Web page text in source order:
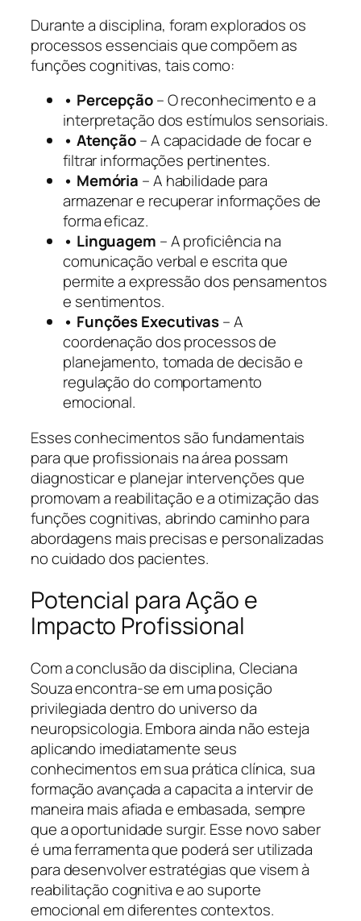
Durante a disciplina, foram explorados os
processos essenciais que compõem as
funções cognitivas, tais como:
• Percepção– O reconhecimento e a
interpretação dos estímulos sensoriais.
• Atenção– A capacidade de focar e
filtrar informações pertinentes.
• Memória – A habilidade para
armazenar e recuperar informações de
forma eficaz.
• Linguagem – A proficiência na
comunicação verbal e escrita que
permite a expressão dos pensamentos
e sentimentos.
• Funções Executivas– A
coordenação dos processos de
planejamento, tomada de decisão e
regulação do comportamento
emocional.
Esses conhecimentos são fundamentais
para que profissionais na área possam
diagnosticar e planejar intervenções que
promovam a reabilitação e a otimização das
funções cognitivas, abrindo caminho para
abordagens mais precisas e personalizadas
no cuidado dos pacientes.
Potencial para Ação e
Impacto Profissional
Com a conclusão da disciplina, Cleciana
Souza encontra-se em uma posição
privilegiada dentro do universo da
neuropsicologia. Embora ainda não esteja
aplicando imediatamente seus
conhecimentos em sua prática clínica, sua
formação avançada a capacita a intervir de
maneira mais afiada e embasada, sempre
que a oportunidade surgir. Esse novo saber
é uma ferramenta que poderá ser utilizada
para desenvolver estratégias que visem à
reabilitação cognitiva e ao suporte
emocional em diferentes contextos.